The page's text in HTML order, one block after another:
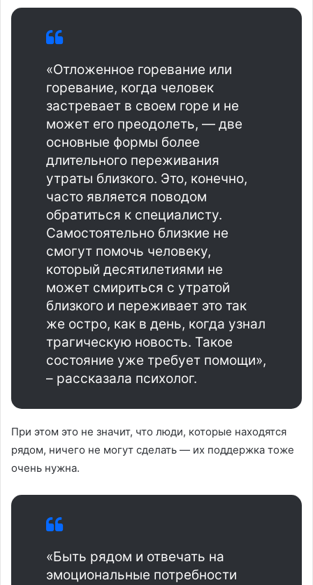
«Отложенное горевание или
горевание, когда человек
застревает в своем горе и не
может его преодолеть, — две
основные формы более
длительного переживания
утраты близкого. Это, конечно,
часто является поводом
обратиться к специалисту.
Самостоятельно близкие не
смогут помочь человеку,
который десятилетиями не
может смириться с утратой
близкого и переживает это так
же остро, как в день, когда узнал
трагическую новость. Такое
состояние уже требует помощи»,
– рассказала психолог.
При этом это не значит, что люди, которые находятся
рядом, ничего не могут сделать — их поддержка тоже
очень нужна.
«Быть рядом и отвечать на
эмоциональные потребности